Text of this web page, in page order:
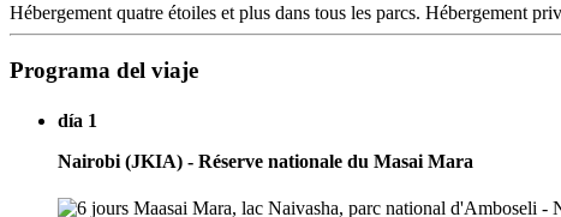
Hébergement quatre étoiles et plus dans tous les parcs. Hébergement
Programa del viaje
día 1
Nairobi (JKIA) - Réserve nationale du Masai Mara